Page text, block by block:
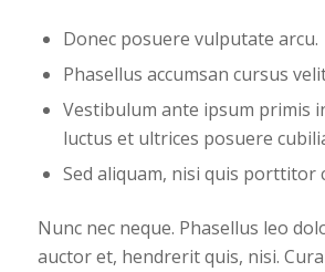
Donec posuere vulputate arcu.
Phasellus accumsan cursus
Vestibulum ante ipsum primis
luctus et ultrices posuere
Sed aliquam, nisi quis porttitor
Nunc nec neque. Phasellus leo
auctor et, hendrerit quis, nisi.